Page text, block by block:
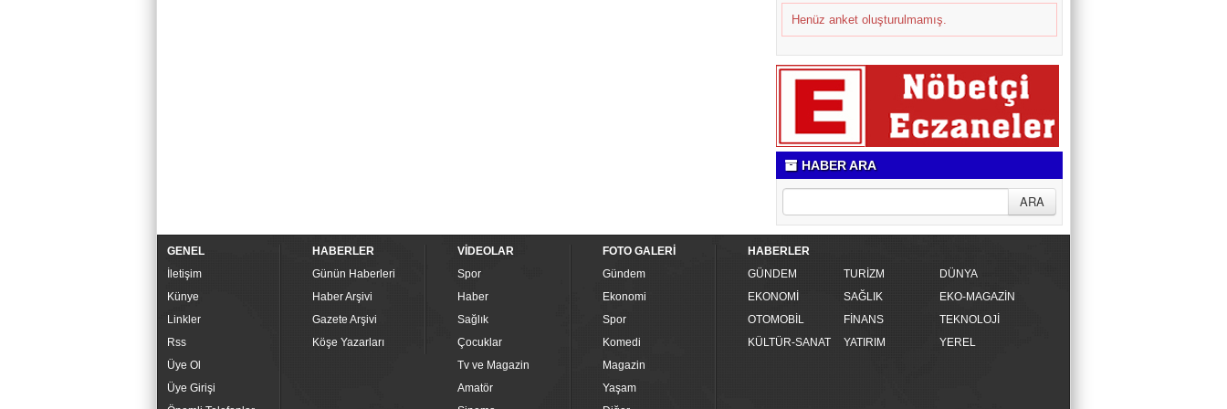
Henüz anket oluşturulmamış.
HABER ARA
GENEL
İletişim
Künye
Linkler
Rss
Üye Ol
Üye Girişi
HABERLER
Günün Haberleri
Haber Arşivi
Gazete Arşivi
Köşe Yazarları
VİDEOLAR
Spor
Haber
Sağlık
Çocuklar
Tv ve Magazin
Amatör
FOTO GALERİ
Gündem
Ekonomi
Spor
Komedi
Magazin
Yaşam
HABERLER
GÜNDEM
TURİZM
DÜNYA
EKONOMİ
SAĞLIK
EKO-MAGAZİN
OTOMOBİL
FİNANS
TEKNOLOJİ
KÜLTÜR-SANAT
YATIRIM YEREL